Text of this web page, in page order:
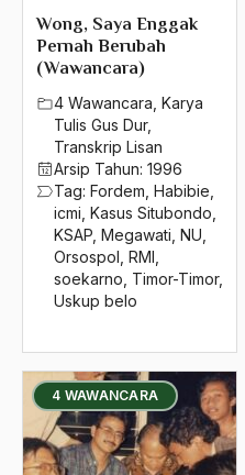
Wong, Saya Enggak
Pernah Berubah
(Wawancara)
4 Wawancara Karya
Tulis Gus Dur,
Transkrip Lisan
Arsip Tahun: 1996
Tag: Fordem Habibie
icmi Kasus Situbondo
KSAP Megawati NU
Orsospol RMI
soekarno Timor-Timor,
Uskup belo
4 WAWANCARA
Internasionalisasi
International Meeting On
interpretasi
Intervensi Sepiritual
Inul
inul daratista
invasi amerika
Iptek
Ir. Akbar Tanjung
Ir. Salahuddin wahid